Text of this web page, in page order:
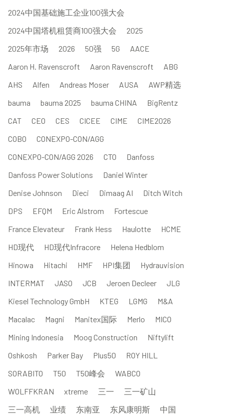
2024中国基础施工企业100强大会
2024中国塔机租赁商100强大会
2025
2025年市场
2026 50强 5G
AACE
Aaron H. Ravenscroft
Aaron Ravenscroft
ABG
AHS
Alfen Andreas Moser AUSA
AWP精选
bauma
bauma 2025 bauma CHINA
BigRentz
CAT
CEO CES CICEE CIME
CIME2026
COBO
CONEXPO-CON/AGG
CONEXPO-CON/AGG 2026
CTO
Danfoss
Danfoss Power Solutions
Daniel Winter
Denise Johnson
Dieci Dimaag AI
Ditch Witch
DPS
EFQM Eric Alstrom
Fortescue
France Elevateur
Frank Hess Haulotte
HCME
HD现代
HD现代Infracore
Helena Hedblom
Hinowa
Hitachi HMF HPI集团
Hydrauvision
INTERMAT
JASO JCB Jeroen Decleer
JLG
Kiesel Technology GmbH
KTEG LGMG
M&A
Macalac
Magni Manitex国际 Merlo
MICO
Mining Indonesia
Moog Construction
Niftylift
Oshkosh
Parker Bay Plus50
ROY HILL
SORABITO
T50 T50峰会
WABCO
WOLFFKRAN
xtreme 三一
三一矿山
三一高机
业绩 东南亚 东风康明斯
中国